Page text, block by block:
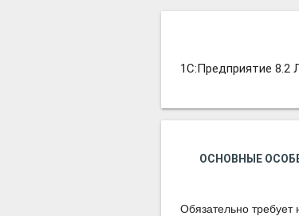
1С:Предприятие 8.2
1С:Предприятие 8.2
ОСНОВНЫЕ
Обязательно требует